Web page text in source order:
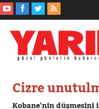
Cizre
Kobane'nin düşmesini